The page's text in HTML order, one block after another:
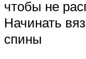
чтобы не
Начинать
спины